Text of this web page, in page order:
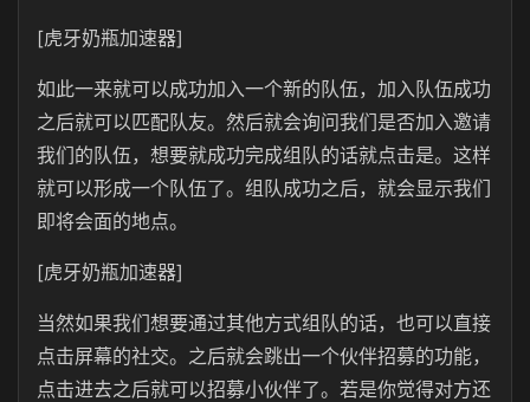
[虎牙奶瓶加速器]
如此一来就可以成功加入一个新的队伍，加入队伍成功
之后就可以匹配队友。然后就会询问我们是否加入邀请
我们的队伍，想要就成功完成组队的话就点击是。这样
就可以形成一个队伍了。组队成功之后，就会显示我们
即将会面的地点。
[虎牙奶瓶加速器]
当然如果我们想要通过其他方式组队的话，也可以直接
点击屏幕的社交。之后就会跳出一个伙伴招募的功能，
点击进去之后就可以招募小伙伴了。若是你觉得对方还